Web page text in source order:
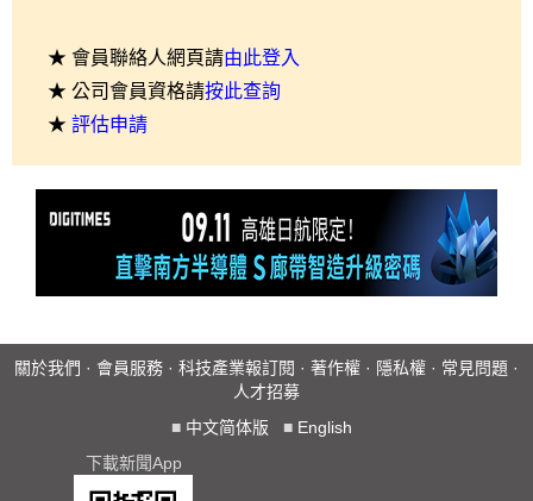
★ 會員聯絡人網頁請由此登入
★ 公司會員資格請按此查詢
★ 評估申請
關於我們 · 會員服務 · 科技產業報訂閱 · 著作權 · 隱私權 · 常見問題 ·
人才招募
■ 中文简体版 ■ English
下載新聞App